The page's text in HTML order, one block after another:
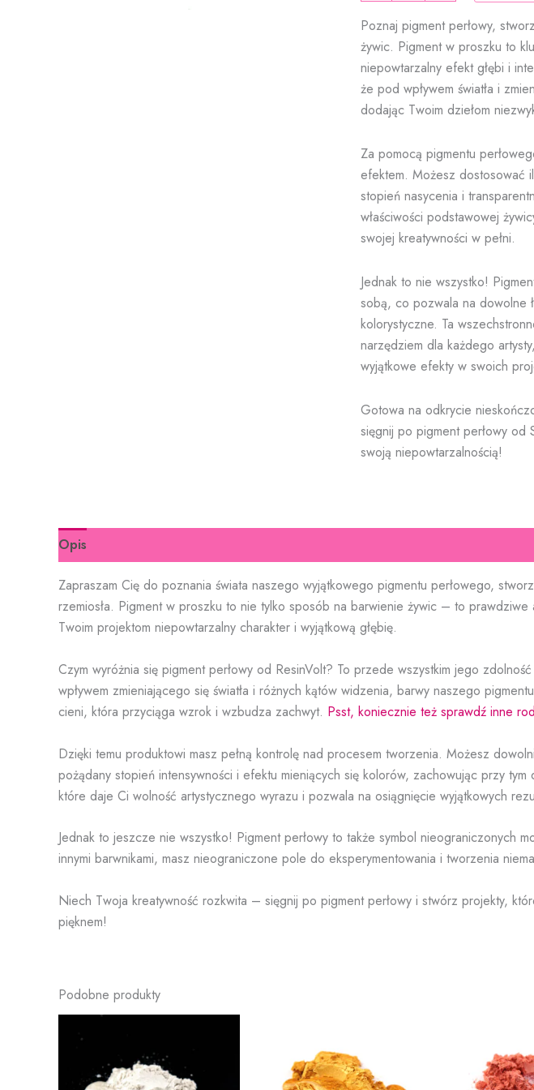
zielony/złoty
Poznaj pigment perłowy,
żywic. Pigment w proszku to
niepowtarzalny efekt głębi i
że pod wpływem światła i
dodając Twoim dziełom
Za pomocą pigmentu
efektem. Możesz dostosować
stopień nasycenia i
właściwości podstawowej
swojej kreatywności w pełni.
Jednak to nie wszystko!
sobą, co pozwala na dowolne
kolorystyczne. Ta
narzędziem dla każdego
wyjątkowe efekty w swoich
Gotowa na odkrycie
sięgnij po pigment perłowy od
swoją niepowtarzalnością!
Opis
Zapraszam Cię do poznania świata naszego wyjątkowego pigmentu perłowego,
rzemiosła. Pigment w proszku to nie tylko sposób na barwienie żywic – to prawdziwe
Twoim projektom niepowtarzalny charakter i wyjątkową głębię.
Czym wyróżnia się pigment perłowy od ResinVolt? To przede wszystkim jego
wpływem zmieniającego się światła i różnych kątów widzenia, barwy naszego
cieni, która przyciąga wzrok i wzbudza zachwyt. Psst, koniecznie też sprawdź inne
Dzięki temu produktowi masz pełną kontrolę nad procesem tworzenia. Możesz
pożądany stopień intensywności i efektu mieniących się kolorów, zachowując przy tym
które daje Ci wolność artystycznego wyrazu i pozwala na osiągnięcie wyjątkowych
Jednak to jeszcze nie wszystko! Pigment perłowy to także symbol nieograniczonych
innymi barwnikami, masz nieograniczone pole do eksperymentowania i tworzenia
Niech Twoja kreatywność rozkwita – sięgnij po pigment perłowy i stwórz projekty,
pięknem!
Podobne produkty